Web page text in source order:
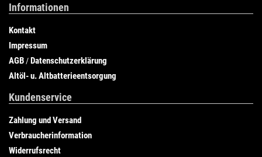
Informationen
Kontakt
Impressum
AGB /Datenschutzerklärung
Altöl- u. Altbatterieentsorgung
Kundenservice
Zahlung und Versand
Verbraucherinformation
Widerrufsrecht